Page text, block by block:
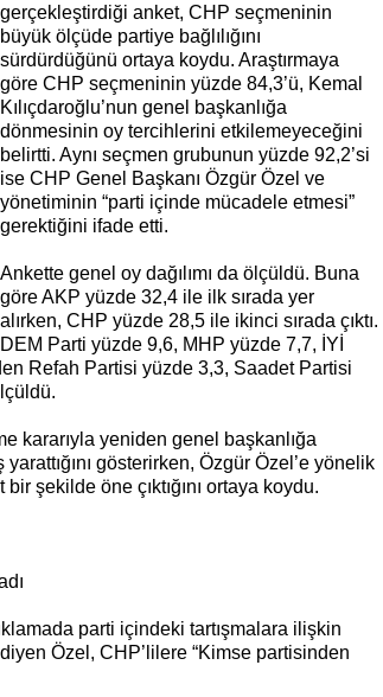
gerçekleştirdiği anket, CHP seçmeninin
büyük ölçüde partiye bağlılığını
sürdürdüğünü ortaya koydu. Araştırmaya
göre CHP seçmeninin yüzde 84,3’ü, Kemal
Kılıçdaroğlu’nun genel başkanlığa
dönmesinin oy tercihlerini etkilemeyeceğini
belirtti. Aynı seçmen grubunun yüzde 92,2’si
ise CHP Genel Başkanı Özgür Özel ve
yönetiminin “parti içinde mücadele etmesi”
gerektiğini ifade etti.
Ankette genel oy dağılımı da ölçüldü. Buna
göre AKP yüzde 32,4 ile ilk sırada yer
alırken, CHP yüzde 28,5 ile ikinci sırada çıktı.
DEM Parti yüzde 9,6, MHP yüzde 7,7, İYİ
Refah Partisi yüzde 3,3, Saadet Partisi
kararıyla yeniden genel başkanlığa
gösterirken, Özgür Özel’e yönelik
şekilde öne çıktığını ortaya koydu.
parti içindeki tartışmalara ilişkin
Özel, CHP’lilere “Kimse partisinden